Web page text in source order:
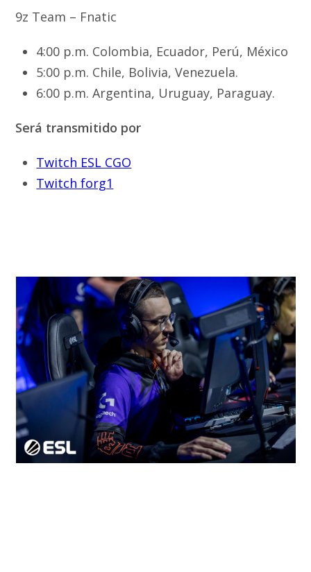
9z Team – Fnatic
4:00 p.m. Colombia, Ecuador, Perú, México
5:00 p.m. Chile, Bolivia, Venezuela.
6:00 p.m. Argentina, Uruguay, Paraguay.
Será transmitido por
Twitch ESL CGO
Twitch forg1